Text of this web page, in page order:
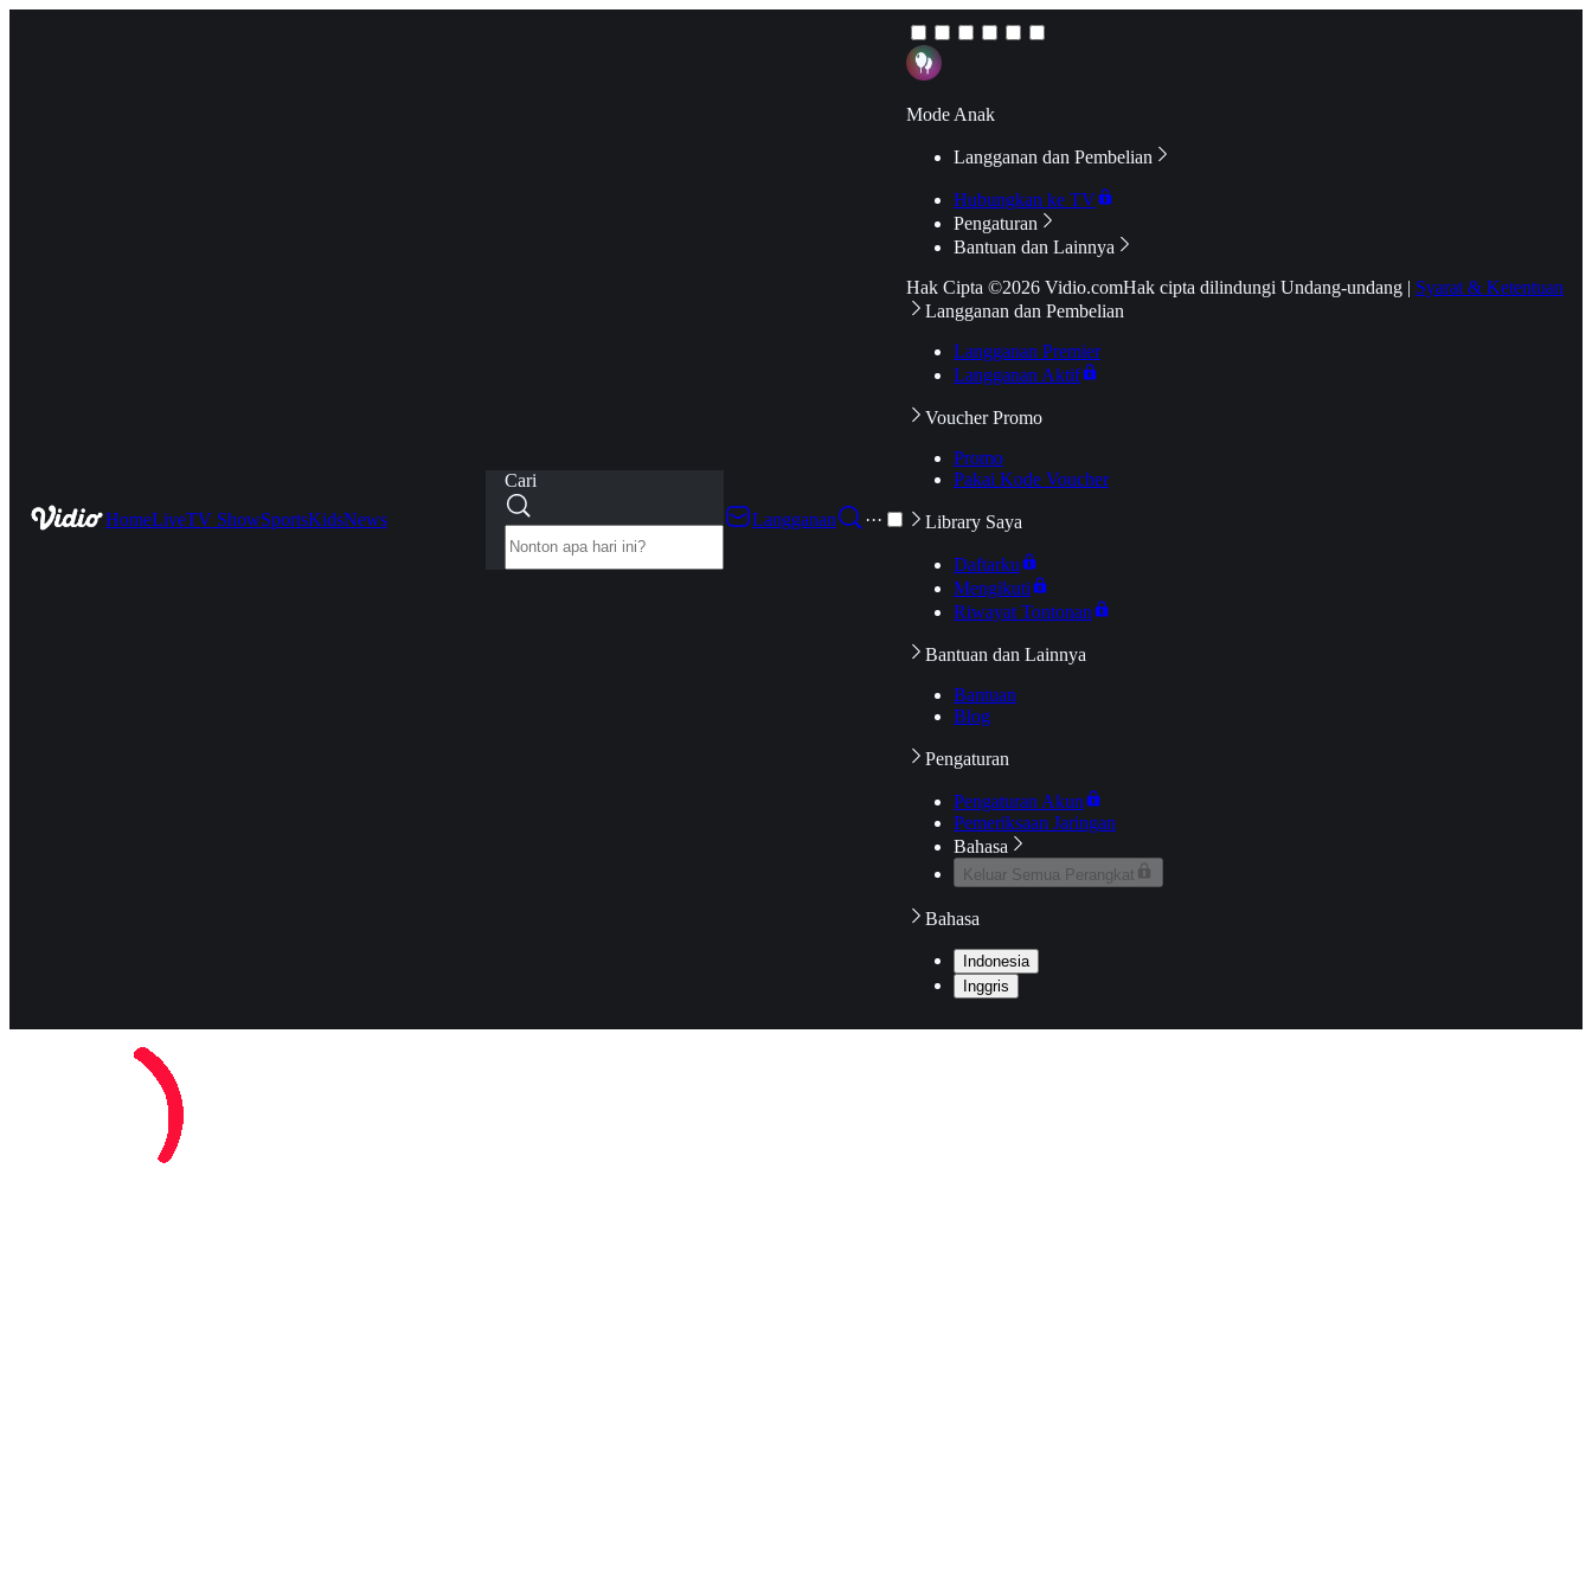
HomeLiveTV ShowSportsKidsNews
Cari
Langganan
···
Mode Anak
Langganan dan Pembelian
Hubungkan ke TV
Pengaturan
Bantuan dan Lainnya
Hak Cipta ©2026 Vidio.comHak cipta dilindungi Undang-undang | Syarat & Ketentuan
Langganan dan Pembelian
Langganan Premier
Langganan Aktif
Voucher Promo
Promo
Pakai Kode Voucher
Library Saya
Daftarku
Mengikuti
Riwayat Tontonan
Bantuan dan Lainnya
Bantuan
Blog
Pengaturan
Pengaturan Akun
Pemeriksaan Jaringan
Bahasa
Keluar Semua Perangkat
Bahasa
Indonesia
Inggris